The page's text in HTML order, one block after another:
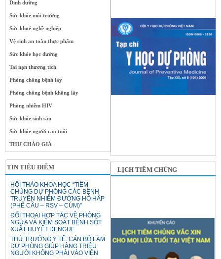
Dinh dưỡng
Sức khỏe môi trường
Sức khoẻ nghề nghiệp
Vệ sinh an toàn thực phẩm
Sức khỏe học đường
Tai nạn thương tích
Phòng chống bệnh lây
Phòng chống bệnh không lây
Phòng nhiễm HIV
Sức khỏe sinh sản
Sức khỏe người cao tuổi
THƯ CHÀO GIÁ
TIN TIÊU ĐIỂM
HỘI THẢO KHOA HỌC “TIÊM
CHỦNG DỰ PHÒNG CÁC BỆNH
TRUYỀN NHIỄM ĐƯỜNG HÔ HẤP
(PHẾ CẦU – RSV – CÚM)”
ĐỐI THOẠI HỢP TÁC VỀ PHÒNG
NGỪA VÀ KIỂM SOÁT BỆNH SỐT
XUẤT HUYẾT DENGUE
THỨ TRƯỞNG Y TẾ: CÁN BỘ LÀM
DỰ PHÒNG GIÚP HÀNG TRIỆU
NGƯỜI KHÔNG PHẢI VÀO VIỆN
LỊCH TIÊM CHỦNG